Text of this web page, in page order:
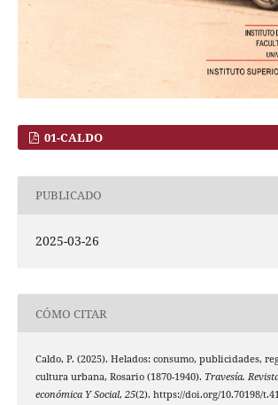
01-CALDO
PUBLICADO
2025-03-26
CÓMO CITAR
Caldo, P. (2025). Helados: consumo, publicidades,
cultura urbana, Rosario (1870-1940). Travesía.
económica Y Social, 25(2). https://doi.org/10.70198/